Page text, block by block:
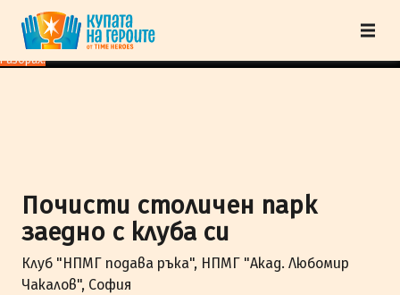
"Купата на героите" от TimeHeroes ползва cookies, за да осигурим по-
добро представяне на сайта и да подобрим Вашето преживяване.Научи
повече
Разбрах!
Почисти столичен парк
заедно с клуба си
Клуб "НПМГ подава ръка", НПМГ "Акад. Любомир
Чакалов", София